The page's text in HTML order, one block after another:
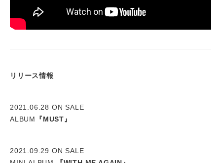
リリース情報
2021.06.28 ON SALE
ALBUM
『MUST』
2021.09.29 ON SALE